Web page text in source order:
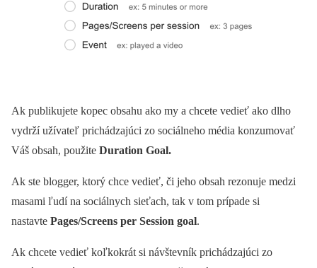
Ak publikujete kopec obsahu ako my a chcete vedieť ako dlho
vydrží užívateľ prichádzajúci zo sociálneho média konzumovať
Váš obsah, použite Duration Goal.
Ak ste blogger, ktorý chce vedieť, či jeho obsah rezonuje medzi
masami ľudí na sociálnych sieťach, tak v tom prípade si
nastavte Pages/Screens per Session goal.
Ak chcete vedieť koľkokrát si návštevník prichádzajúci zo